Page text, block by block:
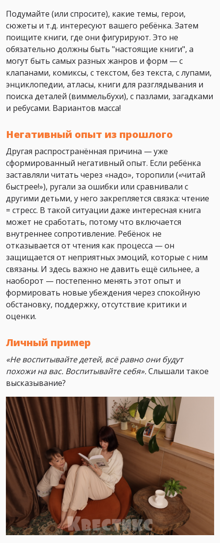
Подумайте (или спросите), какие темы, герои,
сюжеты и т.д. интересуют вашего ребёнка. Затем
поищите книги, где они фигурируют. Это не
обязательно должны быть "настоящие книги", а
могут быть самых разных жанров и форм — с
клапанами, комиксы, с текстом, без текста, с лупами,
энциклопедии, атласы, книги для разглядывания и
поиска деталей (виммельбухи), с пазлами, загадками
и ребусами. Вариантов масса!
Негативный опыт из прошлого
Другая распространённая причина — уже
сформированный негативный опыт. Если ребёнка
заставляли читать через «надо», торопили («читай
быстрее!»), ругали за ошибки или сравнивали с
другими детьми, у него закрепляется связка: чтение
= стресс. В такой ситуации даже интересная книга
может не сработать, потому что включается
внутреннее сопротивление. Ребёнок не
отказывается от чтения как процесса — он
защищается от неприятных эмоций, которые с ним
связаны. И здесь важно не давить ещё сильнее, а
наоборот — постепенно менять этот опыт и
формировать новые убеждения через спокойную
обстановку, поддержку, отсутствие критики и
оценки.
Личный пример
«Не воспитывайте детей, всё равно они будут
похожи на вас. Воспитывайте себя».Слышали такое
высказывание?